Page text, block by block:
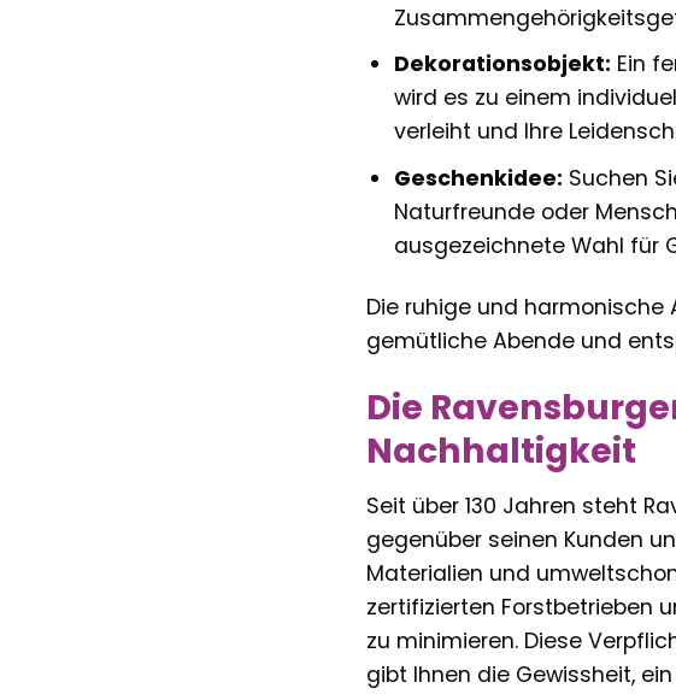
Dekorationsobjekt: Ein
wird es zu einem
verleiht und Ihre
Geschenkidee: Suchen
Naturfreunde oder
ausgezeichnete Wahl für
Die ruhige und
gemütliche Abende und
Die
Nachhaltigkeit
Seit über 130 Jahren steht
gegenüber seinen Kunden
Materialien und
zertifizierten Forstbetrieben
zu minimieren. Diese
gibt Ihnen die Gewissheit,